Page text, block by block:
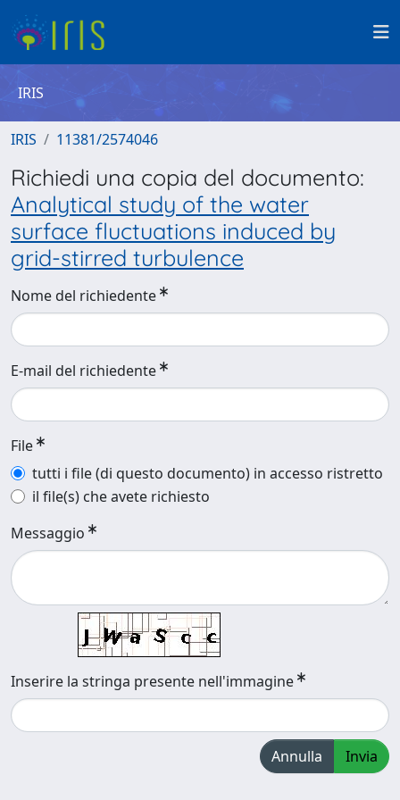
IRIS
IRIS 11381/2574046
Richiedi una copia del documento:
Analytical study of the water
surface fluctuations induced by
grid-stirred turbulence
Nome del richiedente
E-mail del richiedente
File
tutti i file (di questo documento) in accesso ristretto
il file(s) che avete richiesto
Messaggio
Inserire la stringa presente nell'immagine
Annulla Invia